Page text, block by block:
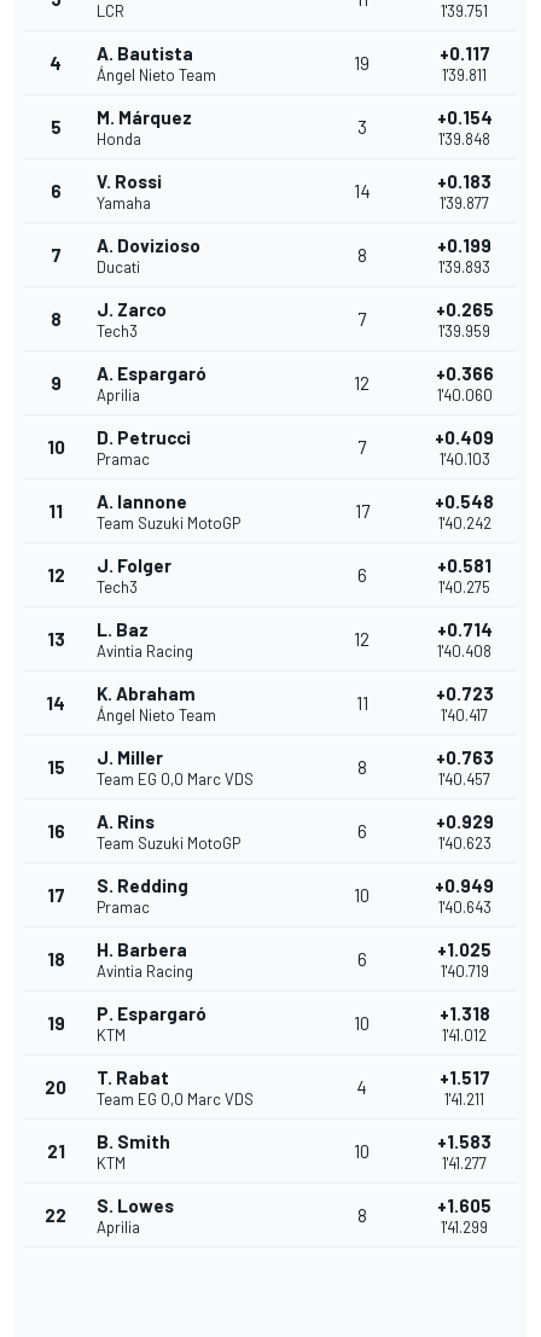
LCR 1'39.751
4 A. Bautista
Ángel Nieto Team
19 +0.117
1'39.811
5 M. Márquez
Honda
3 +0.154
1'39.848
6 V. Rossi
Yamaha
14 +0.183
1'39.877
7 A. Dovizioso
Ducati
8 +0.199
1'39.893
8 J. Zarco
Tech3
7 +0.265
1'39.959
9 A. Espargaró
Aprilia
12 +0.366
1'40.060
10 D. Petrucci
Pramac
7 +0.409
1'40.103
11 A. Iannone
Team Suzuki MotoGP
17 +0.548
1'40.242
12 J. Folger
Tech3
6 +0.581
1'40.275
13 L. Baz
Avintia Racing
12 +0.714
1'40.408
14 K. Abraham
Ángel Nieto Team
11 +0.723
1'40.417
15 J. Miller
Team EG 0,0 Marc VDS
8 +0.763
1'40.457
16 A. Rins
Team Suzuki MotoGP
6 +0.929
1'40.623
17 S. Redding
Pramac
10 +0.949
1'40.643
18 H. Barbera
Avintia Racing
6 +1.025
1'40.719
19 P. Espargaró
KTM
10 +1.318
1'41.012
20 T. Rabat
Team EG 0,0 Marc VDS
4 +1.517
1'41.211
21 B. Smith
KTM
10 +1.583
1'41.277
22 S. Lowes
Aprilia
8 +1.605
1'41.299